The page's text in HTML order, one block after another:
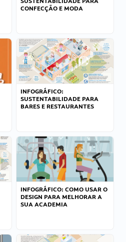
CONFECÇÃO E MODA
INFOGRÁFICO:
SUSTENTABILIDADE PARA
BARES E RESTAURANTES
INFOGRÁFICO: COMO USAR O
DESIGN PARA MELHORAR A
SUA ACADEMIA